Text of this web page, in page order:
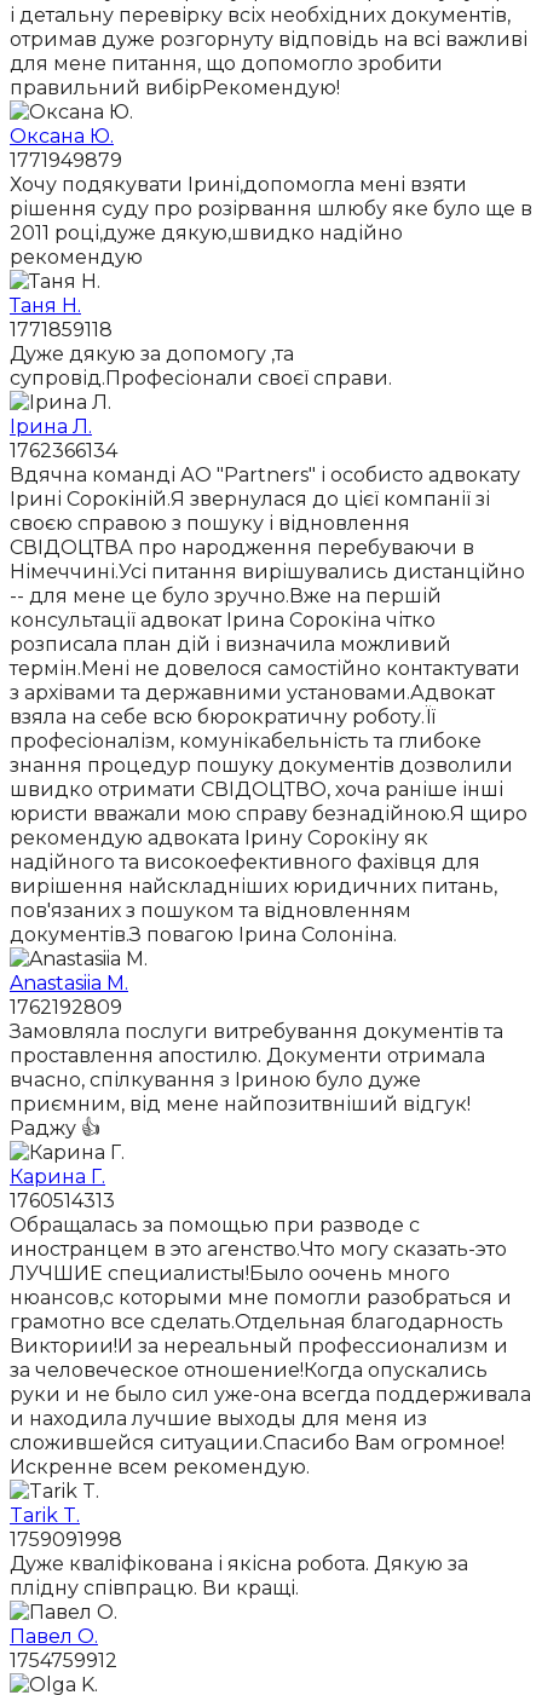
і детальну перевірку всіх необхідних документів,
отримав дуже розгорнуту відповідь на всі важливі
для мене питання, що допомогло зробити
правильний вибірРекомендую!
Оксана Ю.
1771949879
Хочу подякувати Ірині,допомогла мені взяти
рішення суду про розірвання шлюбу яке було ще в
2011 році,дуже дякую,швидко надійно
рекомендую
Таня Н.
1771859118
Дуже дякую за допомогу ,та
супровід.Професіонали своєї справи.
Ірина Л.
1762366134
Вдячна команді АО "Partners" і особисто адвокату
Ірині Сорокіній.Я звернулася до цієї компанії зі
своєю справою з пошуку і відновлення
СВІДОЦТВА про народження перебуваючи в
Німеччині.Усі питання вирішувались дистанційно
-- для мене це було зручно.Вже на першій
консультації адвокат Ірина Сорокіна чітко
розписала план дій і визначила можливий
термін.Мені не довелося самостійно контактувати
з архівами та державними установами.Адвокат
взяла на себе всю бюрократичну роботу.Її
професіоналізм, комунікабельність та глибоке
знання процедур пошуку документів дозволили
швидко отримати СВІДОЦТВО, хоча раніше інші
юристи вважали мою справу безнадійною.Я щиро
рекомендую адвоката Ірину Сорокіну як
надійного та високоефективного фахівця для
вирішення найскладніших юридичних питань,
пов'язаних з пошуком та відновленням
документів.З повагою Ірина Солоніна.
Anastasiia M.
1762192809
Замовляла послуги витребування документів та
проставлення апостилю. Документи отримала
вчасно, спілкування з Іриною було дуже
приємним, від мене найпозитвніший відгук!
Раджу 👍
Карина Г.
1760514313
Обращалась за помощью при разводе с
иностранцем в это агенство.Что могу сказать-это
ЛУЧШИЕ специалисты!Было оочень много
нюансов,с которыми мне помогли разобраться и
грамотно все сделать.Отдельная благодарность
Виктории!И за нереальный профессионализм и
за человеческое отношение!Когда опускались
руки и не было сил уже-она всегда поддерживала
и находила лучшие выходы для меня из
сложившейся ситуации.Спасибо Вам огромное!
Искренне всем рекомендую.
Tarik T.
1759091998
Дуже кваліфікована і якісна робота. Дякую за
плідну співпрацю. Ви кращі.
Павел О.
1754759912